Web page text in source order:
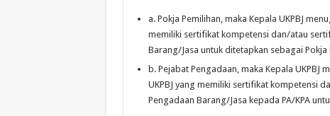
a. Pokja Pemilihan, maka Kepala UKPBJ
memiliki sertifikat kompetensi dan/atau
Barang/Jasa untuk ditetapkan sebagai Pokja
b. Pejabat Pengadaan, maka Kepala UKPBJ
UKPBJ yang memiliki sertifikat kompetensi
Pengadaan Barang/Jasa kepada PA/KPA